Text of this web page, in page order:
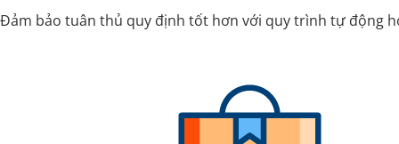
Đảm bảo tuân thủ quy định tốt hơn với quy trình tự động